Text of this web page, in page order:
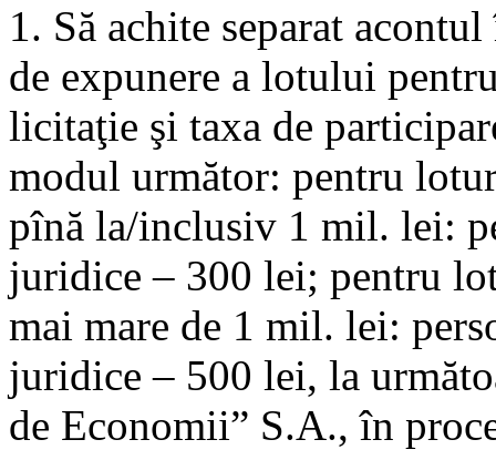
1. Să achite separat
de expunere a lotului
licitaţie şi taxa de
modul următor: pentru
pînă la/inclusiv 1 mil. lei:
juridice – 300 lei; pentru
mai mare de 1 mil. lei:
juridice – 500 lei, la
de Economii” S.A., în